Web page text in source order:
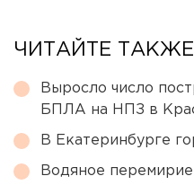
ЧИТАЙТЕ
Выросло число
БПЛА на НПЗ в
В Екатеринбурге
Водяное